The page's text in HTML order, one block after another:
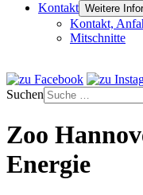
Kontakt Weitere
Kontakt,
Mitschnitte
Suchen
Zoo
Energie